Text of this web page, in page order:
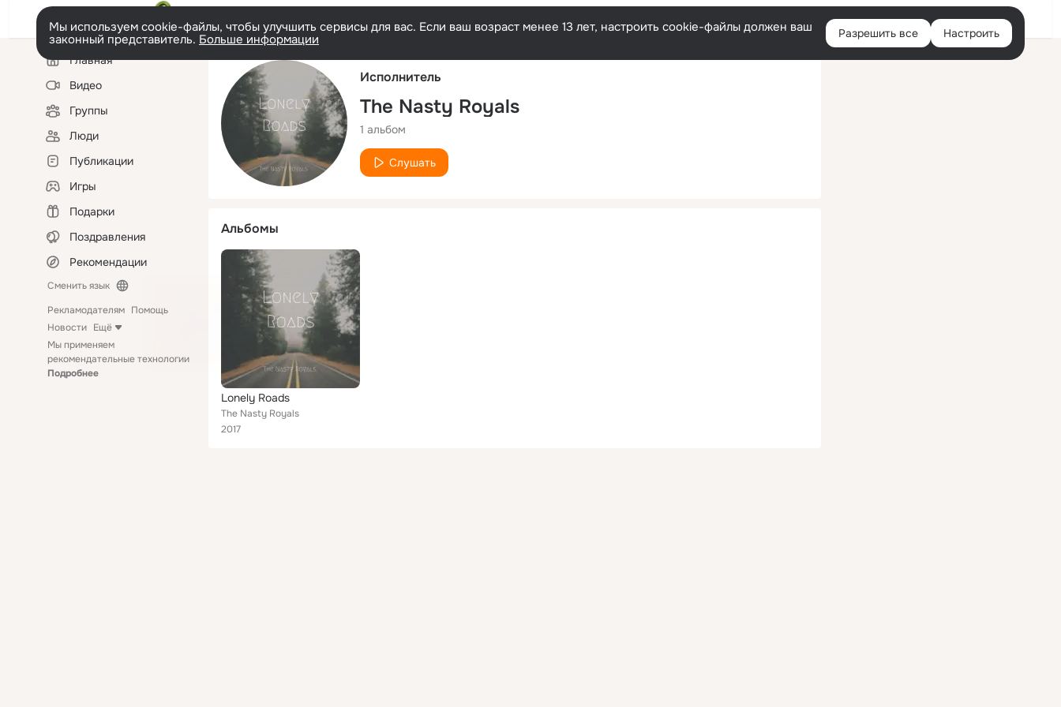
Русский Войти
Мы используем cookie-файлы, чтобы улучшить сервисы для вас. Если ваш возраст менее 13 лет, настроить cookie-файлы должен ваш
законный представитель. Больше информации Разрешить все Настроить
Левая
колонкаГлавная
Видео
Группы
Люди
Публикации
Игры
Подарки
Поздравления
Рекомендации
Сменить язык
Рекламодателям Помощь
Новости Ещё
Мы применяем
рекомендательные технологии
Подробнее
Исполнитель
The Nasty Royals
1 альбом
Слушать
Альбомы
Lonely Roads
The Nasty Royals
2017